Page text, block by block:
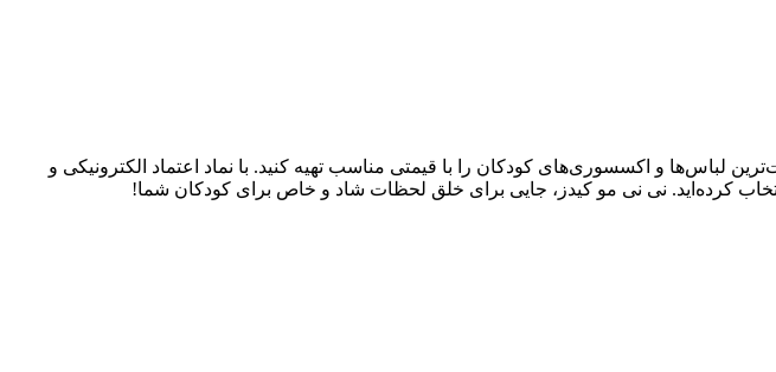
بهترین و باکیفیت‌ترین لباس‌ها و اکسسوری‌های کودکان را با قیمتی مناسب تهیه کنید. با نماد اعتماد الکترونیکی و
کرده‌اید. نی نی مو کیدز، جایی برای خلق لحظات شاد و خاص برای کودکان شما!